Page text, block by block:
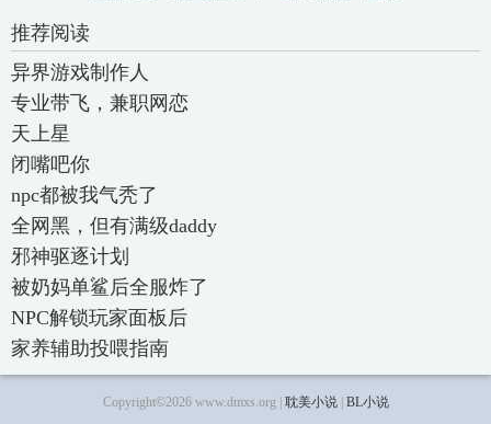
推荐阅读
异界游戏制作人
专业带飞，兼职网恋
天上星
闭嘴吧你
npc都被我气秃了
全网黑，但有满级daddy
邪神驱逐计划
被奶妈单鲨后全服炸了
NPC解锁玩家面板后
家养辅助投喂指南
Copyright©2026 www.dmxs.org | 耽美小说| BL小说